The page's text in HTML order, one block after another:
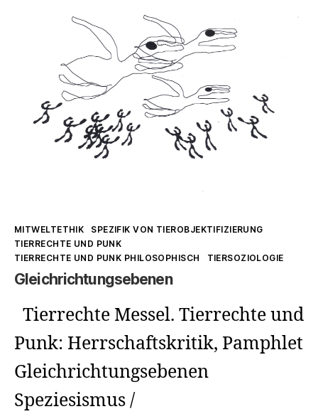
Kategorien
MITWELTETHIK
SPEZIFIK VON TIEROBJEKTIFIZIERUNG
TIERRECHTE UND PUNK
TIERRECHTE UND PUNK PHILOSOPHISCH
TIERSOZIOLOGIE
Gleichrichtungsebenen
Tierrechte Messel. Tierrechte und
Punk: Herrschaftskritik, Pamphlet
Gleichrichtungsebenen
Speziesismus /